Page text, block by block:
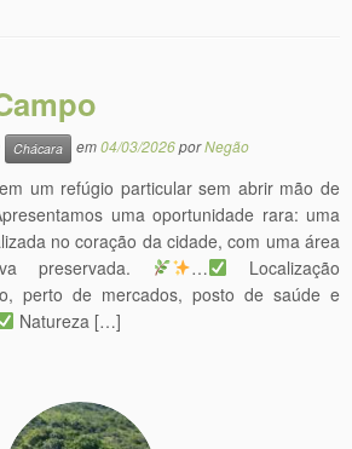
Chácara em04/03/2026porNegão
um refúgio particular sem abrir mão de
uma oportunidade rara: uma
no coração da cidade, com uma área
preservada.
…
Localização
perto de mercados, posto de saúde e
Natureza […]